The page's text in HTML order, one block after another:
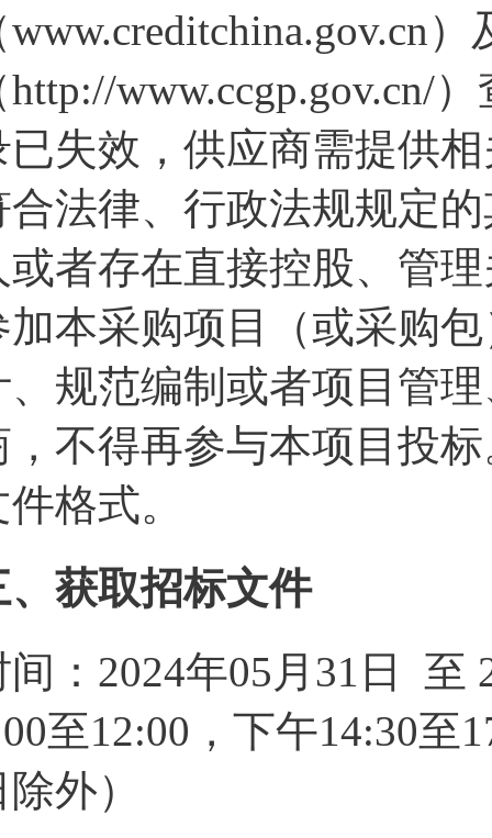
www.creditchina.gov.cn
http://www.ccgp.gov.cn/
已失效，供应商需提供
合法律、行政法规规定
或者存在直接控股、管
加本采购项目（或采购
、规范编制或者项目管
，不得再参与本项目投
格式。
、获取招标文件
间：2024年05月31日 至
至12:00，下午14:30至
外）